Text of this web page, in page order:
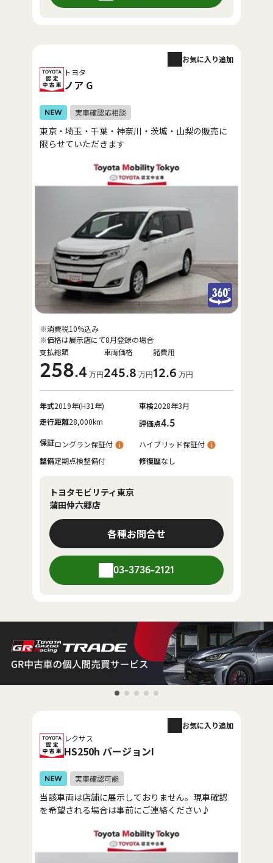
トヨタ
ノア G
お気に入り追加
東京・埼玉・千葉・神奈川・茨城・山梨の販売に
限らせていただきます
支払総額
258.4 万円
車両価格
245.8 万円
諸費用
12.6 万円
※消費税10%込み
※価格は展示店にて8月登録の場合
年式2019年(H31年) 車検2028年3月
走行距離28,000km 評価点4.5
保証ロングラン保証付
ハイブリッド保証付
整備定期点検整備付 修復歴なし
トヨタモビリティ東京
蒲田仲六郷店
各種お問合せ
03-3736-2121
レクサス
HS250h バージョンI
お気に入り追加
当該車両は店舗に展示しておりません。現車確認
を希望される場合は事前にご連絡ください♪